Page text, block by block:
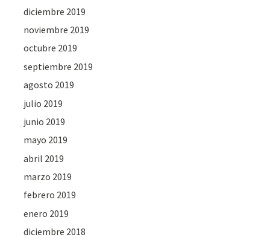
diciembre 2019
noviembre 2019
octubre 2019
septiembre 2019
agosto 2019
julio 2019
junio 2019
mayo 2019
abril 2019
marzo 2019
febrero 2019
enero 2019
diciembre 2018